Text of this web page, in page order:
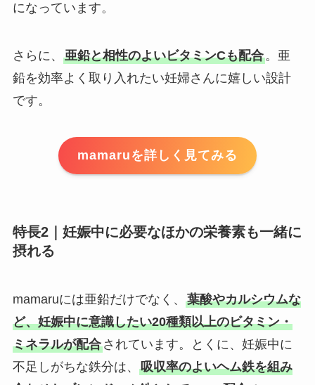
になっています。
さらに、 亜鉛と相性のよいビタミンCも配合。亜
鉛を効率よく取り入れたい妊婦さんに嬉しい設計
です。
mamaruを詳しく見てみる
特長2｜妊娠中に必要なほかの栄養素も一緒に
摂れる
mamaruには亜鉛だけでなく、 葉酸やカルシウムな
ど、妊娠中に意識したい20種類以上のビタミン・
ミネラルが配合されています。とくに、妊娠中に
不足しがちな鉄分は、 吸収率のよいヘム鉄を組み